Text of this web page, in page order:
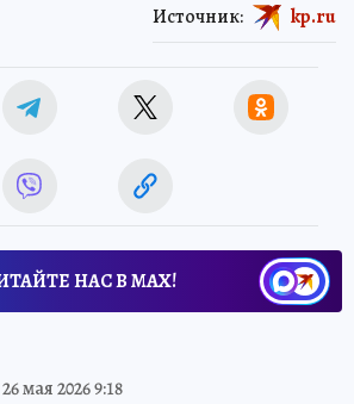
Источник: kp.ru
НАС В МАХ!
26 мая 2026 9:18